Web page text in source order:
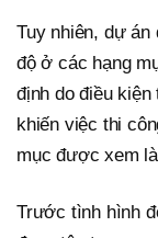
Tuy nhiên, dự
độ ở các hạng
định do điều
khiến việc thi
mục được xem
Trước tình hình